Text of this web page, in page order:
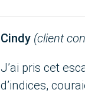
Cindy (client
J’ai pris cet
d’indices,